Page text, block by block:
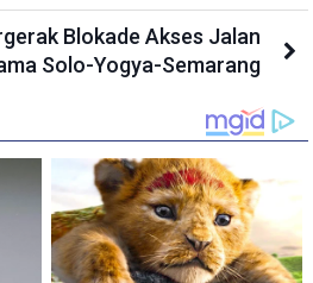
Blokade Akses Jalan
Solo-Yogya-Semarang